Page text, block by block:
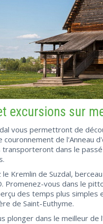
excursions sur
vous permettront de
de l'Anneau
dans le
Kremlin de Suzdal,
Promenez-vous dans le
des temps plus
de Saint-Euthyme.
plonger dans le meilleur de